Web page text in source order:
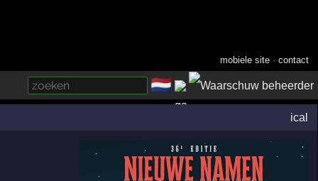
mobiele site ·contact
🇳🇱
ical